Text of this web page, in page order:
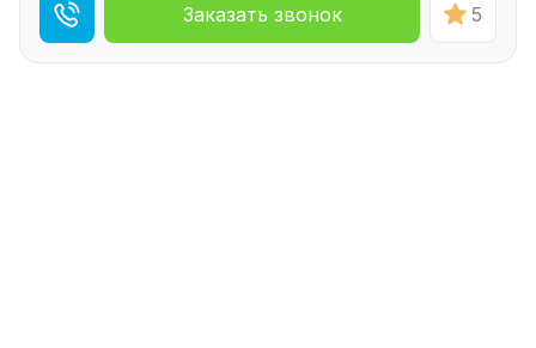
Заказать звонок 5